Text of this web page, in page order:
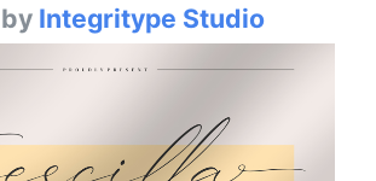
Integritype Studio